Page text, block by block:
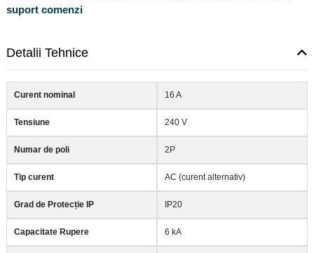
suport comenzi
Detalii Tehnice
Curent nominal 16 A
Tensiune 240 V
Numar de poli 2P
Tip curent AC (curent alternativ)
Grad de Protecție IP IP20
Capacitate Rupere 6 kA